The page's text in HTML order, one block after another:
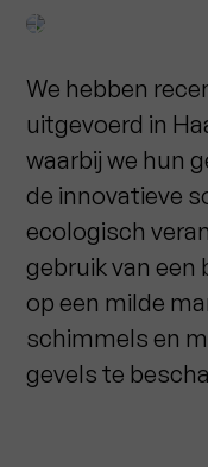
We hebben
uitgevoerd in
waarbij we hun
de innovatieve
ecologisch
gebruik van
op een milde
schimmels en
gevels te